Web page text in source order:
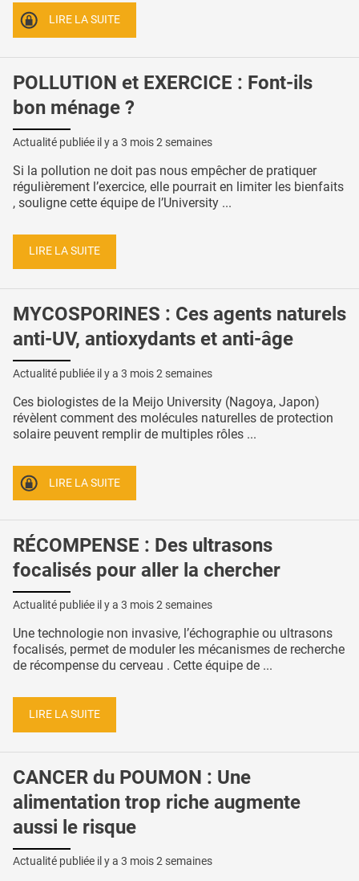
LIRE LA SUITE
POLLUTION et EXERCICE : Font-ils
bon ménage ?
Actualité publiée il y a 3 mois 2 semaines
Si la pollution ne doit pas nous empêcher de pratiquer
régulièrement l’exercice, elle pourrait en limiter les bienfaits
, souligne cette équipe de l’University ...
LIRE LA SUITE
MYCOSPORINES : Ces agents naturels
anti-UV, antioxydants et anti-âge
Actualité publiée il y a 3 mois 2 semaines
Ces biologistes de la Meijo University (Nagoya, Japon)
révèlent comment des molécules naturelles de protection
solaire peuvent remplir de multiples rôles ...
LIRE LA SUITE
RÉCOMPENSE : Des ultrasons
focalisés pour aller la chercher
Actualité publiée il y a 3 mois 2 semaines
Une technologie non invasive, l’échographie ou ultrasons
focalisés, permet de moduler les mécanismes de recherche
de récompense du cerveau . Cette équipe de ...
LIRE LA SUITE
CANCER du POUMON : Une
alimentation trop riche augmente
aussi le risque
Actualité publiée il y a 3 mois 2 semaines